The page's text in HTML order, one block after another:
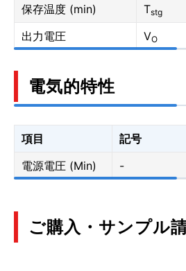
保存温度 (min)
Tstg
出力電圧
VO
電気的特性
項目 記号
電源電圧 (Min)
-
ご購入・サンプル